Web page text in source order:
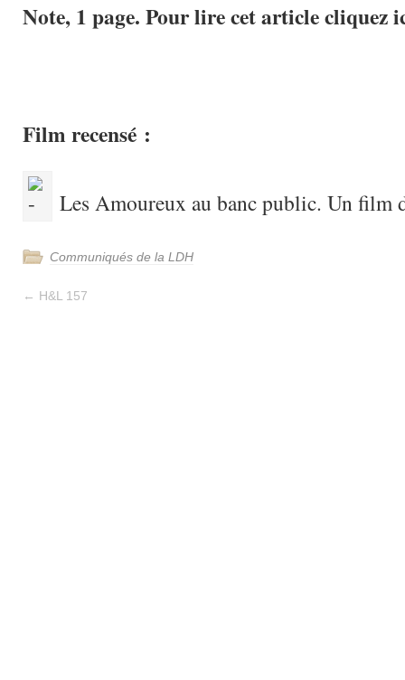
Note, 1 page. Pour lire cet article cliquez
Film recensé :
Les Amoureux au banc public. Un film
Communiqués de la LDH
← H&L 157